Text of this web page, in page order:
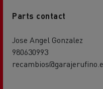
Parts contact
Jose Angel Gonzalez
980630993